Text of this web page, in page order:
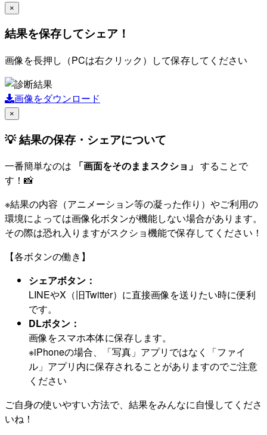
×
結果を保存してシェア！
画像を長押し（PCは右クリック）して保存してください
画像をダウンロード
×
💡 結果の保存・シェアについて
一番簡単なのは 「画面をそのままスクショ」 することで
す！📸
※結果の内容（アニメーション等の凝った作り）やご利用の
環境によっては画像化ボタンが機能しない場合があります。
その際は恐れ入りますがスクショ機能で保存してください！
【各ボタンの働き】
シェアボタン：
LINEやX（旧Twitter）に直接画像を送りたい時に便利
です。
DLボタン：
画像をスマホ本体に保存します。
※iPhoneの場合、「写真」アプリではなく「ファイ
ル」アプリ内に保存されることがありますのでご注意
ください
ご自身の使いやすい方法で、結果をみんなに自慢してくださ
いね！